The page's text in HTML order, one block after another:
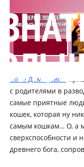
Соне Демидовой
с родителями в
самые приятные
кошек, которая ну
самым кошкам… О, а
сверхспособности и
древнего бога,